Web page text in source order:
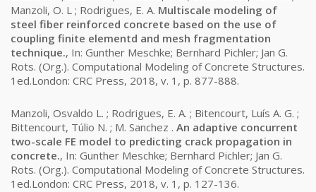
Manzoli, O. L ; Rodrigues, E. A. Multiscale modeling of
steel fiber reinforced concrete based on the use of
coupling finite elementd and mesh fragmentation
technique., In: Gunther Meschke; Bernhard Pichler; Jan G.
Rots. (Org.). Computational Modeling of Concrete Structures.
1ed.London: CRC Press, 2018, v. 1, p. 877-888.
Manzoli, Osvaldo L. ; Rodrigues, E. A. ; Bitencourt, Luís A. G. ;
Bittencourt, Túlio N. ; M. Sanchez . An adaptive concurrent
two-scale FE model to predicting crack propagation in
concrete., In: Gunther Meschke; Bernhard Pichler; Jan G.
Rots. (Org.). Computational Modeling of Concrete Structures.
1ed.London: CRC Press, 2018, v. 1, p. 127-136.